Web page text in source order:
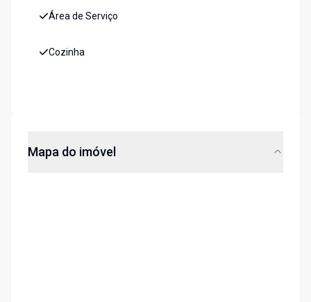
Área de Serviço
Cozinha
Mapa do imóvel